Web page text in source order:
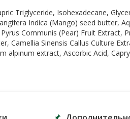
Triglyceride, Isohexadecane,
Indica (Mango) seed butter,
Communis (Pear) Fruit Extract,
Camellia Sinensis Callus Culture
extract, Ascorbic Acid,